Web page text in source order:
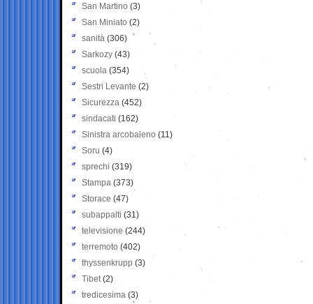
San Martino (3)
San Miniato (2)
sanità (306)
Sarkozy (43)
scuola (354)
Sestri Levante (2)
Sicurezza (452)
sindacati (162)
Sinistra arcobaleno (11)
Soru (4)
sprechi (319)
Stampa (373)
Storace (47)
subappalti (31)
televisione(244)
terremoto (402)
thyssenkrupp (3)
Tibet(2)
tredicesima (3)